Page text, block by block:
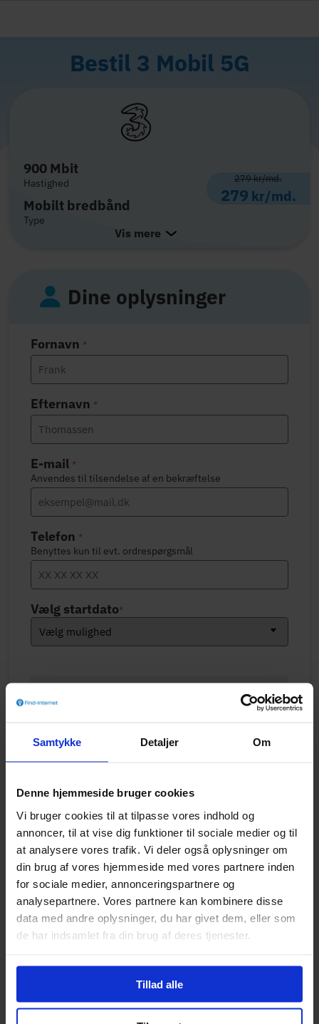
Samtykke Detaljer Om
Denne hjemmeside bruger cookies
Vi bruger cookies til at tilpasse vores indhold og
annoncer, til at vise dig funktioner til sociale medier og til
at analysere vores trafik. Vi deler også oplysninger om
din brug af vores hjemmeside med vores partnere inden
for sociale medier, annonceringspartnere og
analysepartnere. Vores partnere kan kombinere disse
data med andre oplysninger, du har givet dem, eller som
de har indsamlet fra din brug af deres tjenester.
Tillad alle
Bestil 3 Mobil 5G
900 Mbit
Hastighed
Mobilt bredbånd
Type
279kr/md.
279 kr/md.
Vis mere
Dine oplysninger
Fornavn *
Efternavn *
E-mail *
Anvendes til tilsendelse af en bekræftelse
Telefon *
Benyttes kun til evt. ordrespørgsmål
Vælg startdato*
Oprettelse
0 kr.
Levering
Total (1. md)
Jeg accepterer vilkår og betingelser for
TjekBredbånd
. Jeg er informeret om, at mine
personoplysninger behandles i henhold til
persondatapolitikken for hhv.TjekBredbånd
I samarbejde med